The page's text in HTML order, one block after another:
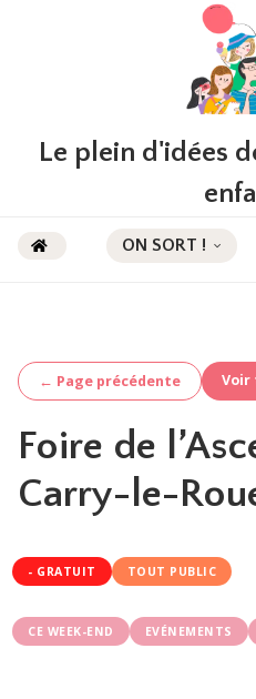
Le plein d'idées
ON SORT !
← Page précédente Voir
Foire de
Carry-le-
- GRATUIT TOUT PUBLIC
CE WEEK-END EVÉNEMENTS